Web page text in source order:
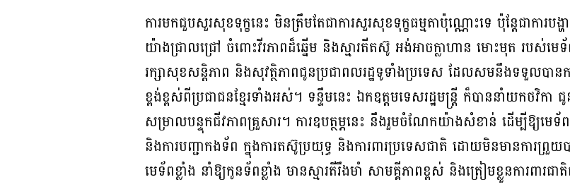
ការមកជួបសួរសុខទុក្ខនេះ មិនត្រឹមតែជាការសួរសុខទុក្ខធម្មតាប៉ុណ្ណោះទេ ប៉ុន្តែជាការប
យ៉ាងជ្រាលជ្រៅ ចំពោះវីរភាពដ៏ឆ្នើម និងស្មារតីតស៊ូ អង់អាចក្លាហាន មោះមុត របស់មេទ័
រក្សាសុខសន្តិភាព និងសុវត្ថិភាពជូនប្រជាពលរដ្ឋទូទាំងប្រទេស ដែលសមនឹងទទួលបា
ខ្ពង់ខ្ពស់ពីប្រជាជនខ្មែរទាំងអស់។ ទន្ទឹមនេះ ឯកឧត្តមទេសរដ្ឋមន្រ្តី ក៏បាននាំយកថ
សម្រាលបន្ទុកជីវភាពគ្រួសារ។ ការឧបត្ថម្ភនេះ នឹងរួមចំណែកយ៉ាងសំខាន់ ដើម្បីឱ្យមេទ័ព
និងការបញ្ជាកងទ័ព ក្នុងការតស៊ូប្រយុទ្ធ និងការពារប្រទេសជាតិ ដោយមិនមានការព្រួយ
មេទ័ពខ្លាំង នាំឱ្យកូនទ័ពខ្លាំង មានស្មារតីរឹងមាំ សាមគ្គីភាពខ្ពស់ និងត្រៀមខ្លួនការពារជា